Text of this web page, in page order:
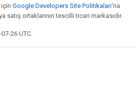
için Google Developers Site Politikaları'na
satış ortaklarının tescilli ticari markasıdır.
26 UTC.